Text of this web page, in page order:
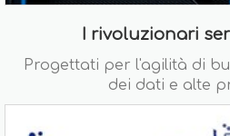
I rivoluzionari
Progettati per l'agilità di
dei dati e alte